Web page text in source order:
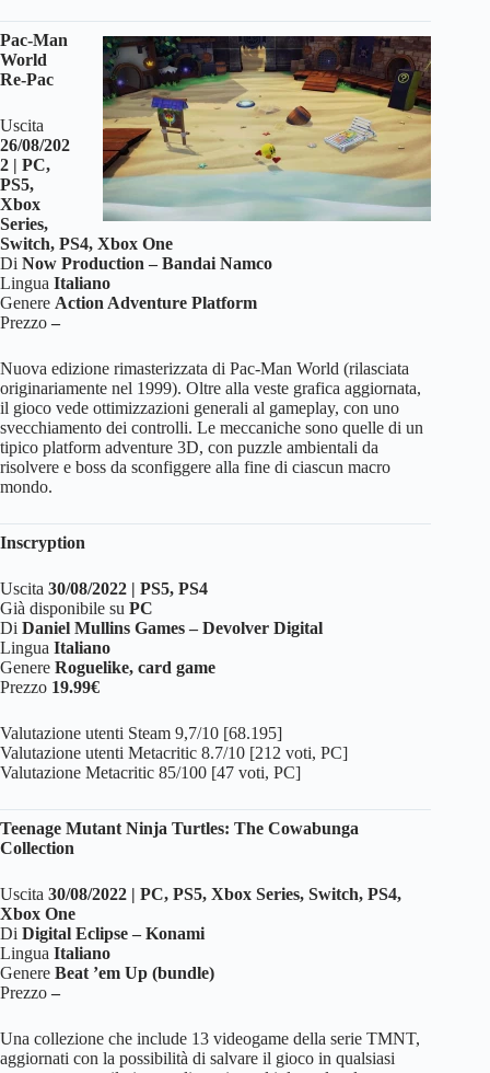
Pac-Man
World
Re-Pac
Uscita
26/08/202
2 | PC,
PS5,
Xbox
Series,
Switch, PS4, Xbox One
Di Now Production – Bandai Namco
Lingua Italiano
Genere Action Adventure Platform
Prezzo–
Nuova edizione rimasterizzata di Pac-Man World (rilasciata
originariamente nel 1999). Oltre alla veste grafica aggiornata,
il gioco vede ottimizzazioni generali al gameplay, con uno
svecchiamento dei controlli. Le meccaniche sono quelle di un
tipico platform adventure 3D, con puzzle ambientali da
risolvere e boss da sconfiggere alla fine di ciascun macro
mondo.
Inscryption
Uscita 30/08/2022 | PS5, PS4
Già disponibile su PC
Di Daniel Mullins Games – Devolver Digital
Lingua Italiano
Genere Roguelike, card game
Prezzo 19.99€
Valutazione utenti Steam 9,7/10 [68.195]
Valutazione utenti Metacritic 8.7/10 [212 voti, PC]
Valutazione Metacritic 85/100 [47 voti, PC]
Teenage Mutant Ninja Turtles: The Cowabunga
Collection
Uscita 30/08/2022 | PC, PS5, Xbox Series, Switch, PS4,
Xbox One
Di Digital Eclipse – Konami
Lingua Italiano
Genere Beat ’em Up (bundle)
Prezzo–
Una collezione che include 13 videogame della serie TMNT,
aggiornati con la possibilità di salvare il gioco in qualsiasi